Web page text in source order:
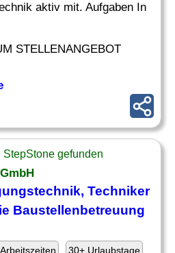
aktiv mit. Aufgaben In
STELLENANGEBOT
gefunden
, Techniker
Baustellenbetreuung
30+ Urlaubstage